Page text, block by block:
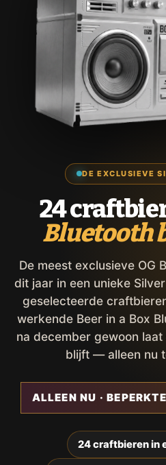
DE EXCLUSIEVE
24
Bluetooth
De meest exclusieve OG
dit jaar in een unieke
geselecteerde
werkende Beer in a Box
na december gewoon
blijft — alleen nu
ALLEEN NU ·
24 craftbieren in